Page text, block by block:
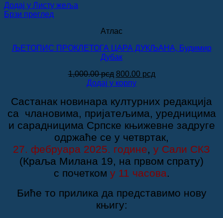
Додај у Листу жеља
Брзи преглед
Атлас
ЉЕТОПИС ПРОКЛЕТОГА ЦАРА ДУКЉАНА, Будимир
Дубак
1,000.00рсд Оригинална
цена
била:
1,000.00 рсд.
800.00 рсдТренутна
800.00 рсд.
Додај у корпу
Састанак новинара културних редакција
са члановима, пријатељима, уредницима
и сарадницима Српске књижевне задруге
одржаће се у четвртак,
27. фебруара 2025. године, у Сали СКЗ
(Краља Милана 19, на првом спрату)
с почетком у 11 часова.
Биће то прилика да представимо нову
књигу: